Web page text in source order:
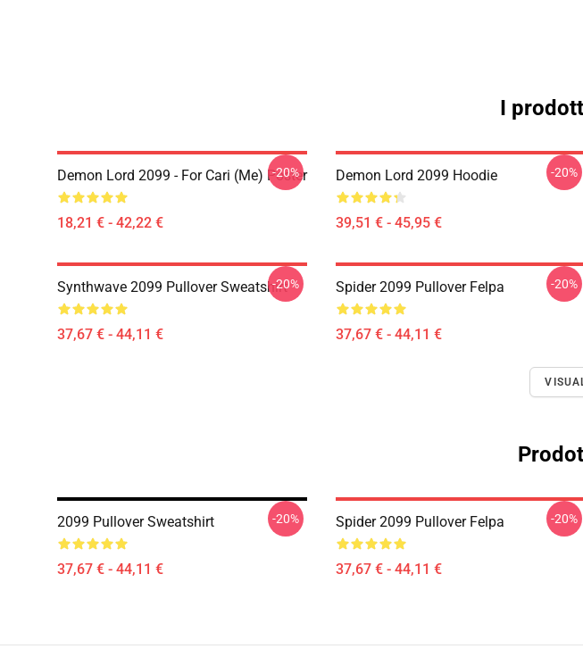
I
Demon Lord 2099 - For Cari (me) Poster
18,21 € - 42,22 €
-20% Demon Lord 2099 Hoodie
39,51 € - 45,95 €
-20%
Synthwave 2099 Pullover Sweatshirt
37,67 € - 44,11 €
-20% Spider 2099 Pullover Felpa
37,67 € - 44,11 €
-20%
2099 Pullover Sweatshirt
37,67 € - 44,11 €
-20% Spider 2099 Pullover Felpa
37,67 € - 44,11 €
-20%